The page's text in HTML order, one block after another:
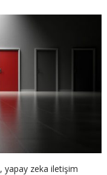
yapay zeka iletişim